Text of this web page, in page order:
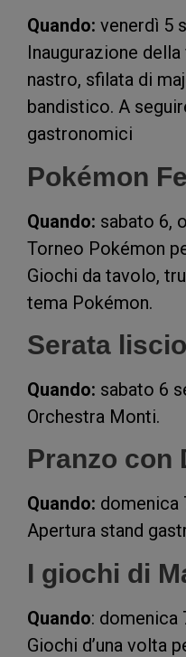
Quando: venerdì 5
Inaugurazione
nastro, sfilata di
bandistico. A
gastronomici
Pokémon
Quando: sabato 6,
Torneo Pokémon
Giochi da tavolo,
tema Pokémon.
Serata
Quando: sabato 6
Orchestra Monti.
Pranzo con
Quando: domenica
Apertura stand
I giochi di
Quando: domenica
Giochi d’una volta